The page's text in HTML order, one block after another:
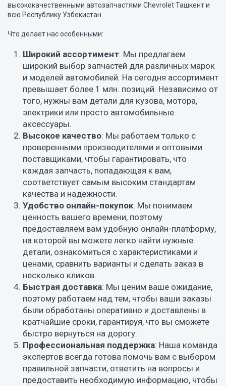
высококачественными автозапчастями Сhevrolet Ташкент и
всю Республику Узбекистан.
Что делает нас особенными:
Широкий ассортимент: Мы предлагаем
широкий выбор запчастей для различных марок
и моделей автомобилей. На сегодня ассортимент
превышает более 1 млн. позиций. Независимо от
того, нужны вам детали для кузова, мотора,
электрики или просто автомобильные
аксессуары.
Высокое качество: Мы работаем только с
проверенными производителями и оптовыми
поставщиками, чтобы гарантировать, что
каждая запчасть, попадающая к вам,
соответствует самым высоким стандартам
качества и надежности.
Удобство онлайн-покупок: Мы понимаем
ценность вашего времени, поэтому
предоставляем вам удобную онлайн-платформу,
на которой вы можете легко найти нужные
детали, ознакомиться с характеристиками и
ценами, сравнить варианты и сделать заказ в
несколько кликов.
Быстрая доставка: Мы ценим ваше ожидание,
поэтому работаем над тем, чтобы ваши заказы
были обработаны оперативно и доставлены в
кратчайшие сроки, гарантируя, что вы сможете
быстро вернуться на дорогу.
Профессиональная поддержка: Наша команда
экспертов всегда готова помочь вам с выбором
правильной запчасти, ответить на вопросы и
предоставить необходимую информацию, чтобы